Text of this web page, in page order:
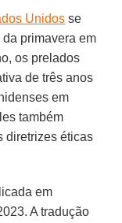
Unidos se
primavera em
os prelados
de três anos
em
também
diretrizes éticas
em
A tradução